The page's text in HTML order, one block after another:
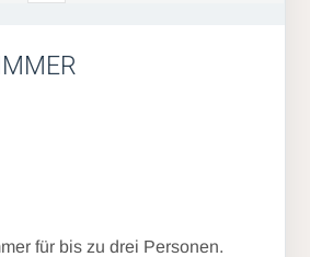
für bis zu drei Personen.